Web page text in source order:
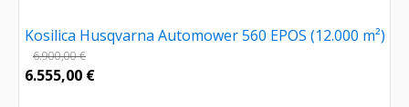
Kosilica Husqvarna Automower 560 EPOS (12.000 m²)
6.900,00€
6.555,00 €